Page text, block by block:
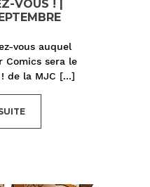
VOUS ! |
vous auquel
Comics sera le
de la MJC [...]